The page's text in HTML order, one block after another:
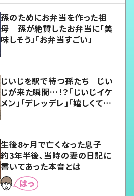
孫のためにお弁当を作った祖
母 孫が絶賛したお弁当に「美
味しそう」「お弁当すごい」
じいじを駅で待つ孫たち じい
じが来た瞬間…！？「じいじイケ
メン」「デレッデレ」「嬉しくて可
生後8ヶ月で亡くなった息子
約3年半後、当時の妻の日記に
書いてあった本音とは